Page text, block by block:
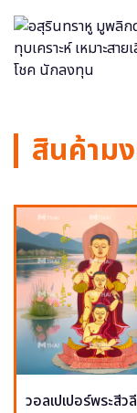
สินค้าม
วอลเปเปอร์พระสีวลี